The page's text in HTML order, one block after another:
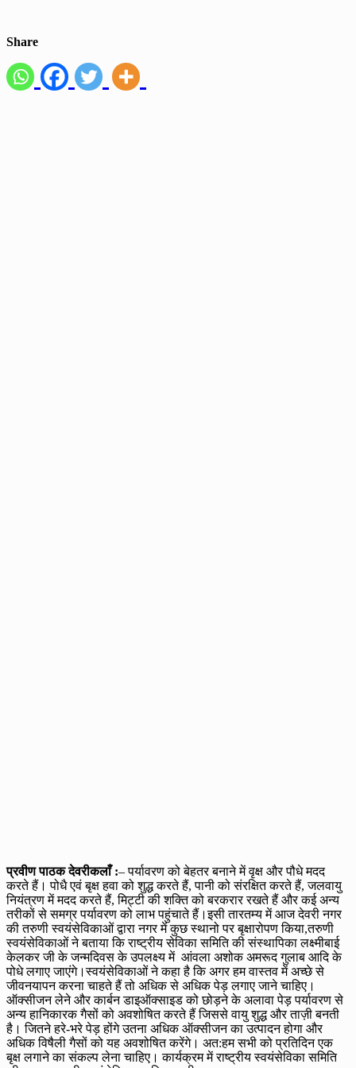
Share
प्रवीण पाठक देवरीकलाँ :– पर्यावरण को बेहतर बनाने में वृक्ष और पौधे मदद
करते हैं। पोधै एवं बृक्ष हवा को शुद्ध करते हैं, पानी को संरक्षित करते हैं, जलवायु
नियंत्रण में मदद करते हैं, मिट्टी की शक्ति को बरकरार रखते हैं और कई अन्य
तरीकों से समग्र पर्यावरण को लाभ पहुंचाते हैं।इसी तारतम्य में आज देवरी नगर
की तरुणी स्वयंसेविकाओं द्वारा नगर में कुछ स्थानो पर बृक्षारोपण किया,तरुणी
स्वयंसेविकाओं ने बताया कि राष्ट्रीय सेविका समिति की संस्थापिका लक्ष्मीबाई
केलकर जी के जन्मदिवस के उपलक्ष्य में आंवला अशोक अमरूद गुलाब आदि के
पोधे लगाए जाएंगे।स्वयंसेविकाओं ने कहा है कि अगर हम वास्तव में अच्छे से
जीवनयापन करना चाहते हैं तो अधिक से अधिक पेड़ लगाए जाने चाहिए।
ऑक्सीजन लेने और कार्बन डाइऑक्साइड को छोड़ने के अलावा पेड़ पर्यावरण से
अन्य हानिकारक गैसों को अवशोषित करते हैं जिससे वायु शुद्ध और ताज़ी बनती
है। जितने हरे-भरे पेड़ होंगे उतना अधिक ऑक्सीजन का उत्पादन होगा और
अधिक विषैली गैसों को यह अवशोषित करेंगे। अत:हम सभी को प्रतिदिन एक
बृक्ष लगाने का संकल्प लेना चाहिए। कार्यक्रम में राष्ट्रीय स्वयंसेविका समिति